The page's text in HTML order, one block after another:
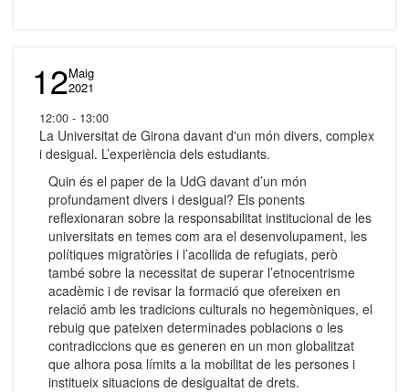
12Maig
2021
12:00 - 13:00
La Universitat de Girona davant d'un món divers, complex
i desigual. L’experiència dels estudiants.
Quin és el paper de la UdG davant d’un món
profundament divers i desigual? Els ponents
reflexionaran sobre la responsabilitat institucional de les
universitats en temes com ara el desenvolupament, les
polítiques migratòries i l’acollida de refugiats, però
també sobre la necessitat de superar l’etnocentrisme
acadèmic i de revisar la formació que ofereixen en
relació amb les tradicions culturals no hegemòniques, el
rebuig que pateixen determinades poblacions o les
contradiccions que es generen en un mon globalitzat
que alhora posa límits a la mobilitat de les persones i
institueix situacions de desigualtat de drets.